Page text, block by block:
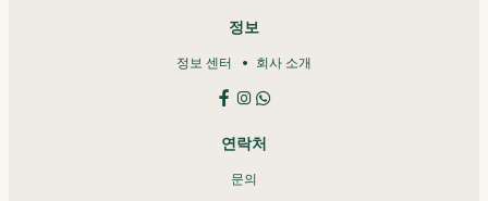
정보
정보 센터 회사 소개
연락처
문의